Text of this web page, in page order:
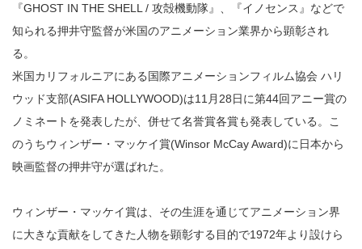
『GHOST IN THE SHELL / 攻殻機動隊』、『イノセンス』などで
知られる押井守監督が米国のアニメーション業界から顕彰され
る。
米国カリフォルニアにある国際アニメーションフィルム協会 ハリ
ウッド支部(ASIFA HOLLYWOOD)は11月28日に第44回アニー賞の
ノミネートを発表したが、併せて名誉賞各賞も発表している。こ
のうちウィンザー・マッケイ賞(Winsor McCay Award)に日本から
映画監督の押井守が選ばれた。
ウィンザー・マッケイ賞は、その生涯を通じてアニメーション界
に大きな貢献をしてきた人物を顕彰する目的で1972年より設けら